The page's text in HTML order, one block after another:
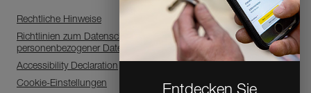
Rechtliche Hinweise
Richtlinien zum Datenschutz, zur Verarbeitung
personenbezogener Daten
Accessibility Declaration
Cookie-Einstellungen